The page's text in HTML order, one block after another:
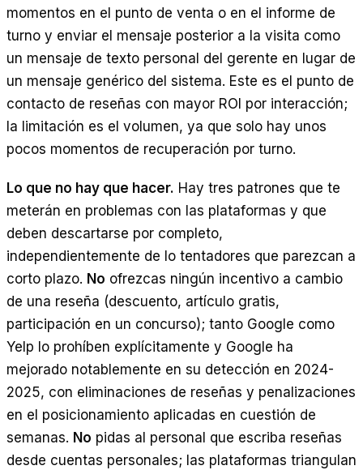
momentos en el punto de venta o en el informe de
turno y enviar el mensaje posterior a la visita como
un mensaje de texto personal del gerente en lugar de
un mensaje genérico del sistema. Este es el punto de
contacto de reseñas con mayor ROI por interacción;
la limitación es el volumen, ya que solo hay unos
pocos momentos de recuperación por turno.
Lo que no hay que hacer. Hay tres patrones que te
meterán en problemas con las plataformas y que
deben descartarse por completo,
independientemente de lo tentadores que parezcan a
corto plazo. No ofrezcas ningún incentivo a cambio
de una reseña (descuento, artículo gratis,
participación en un concurso); tanto Google como
Yelp lo prohíben explícitamente y Google ha
mejorado notablemente en su detección en 2024-
2025, con eliminaciones de reseñas y penalizaciones
en el posicionamiento aplicadas en cuestión de
semanas. No pidas al personal que escriba reseñas
desde cuentas personales; las plataformas triangulan